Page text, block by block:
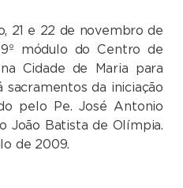
21 e 22 de novembro de
módulo do Centro de
Cidade de Maria para
sacramentos da iniciação
pelo Pe. José Antonio
João Batista de Olímpia.
de 2009.